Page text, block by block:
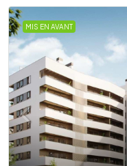
MIS EN AVANT